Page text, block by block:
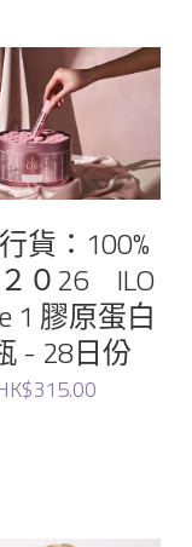
貨：100%
０26 ILO
1 膠原蛋白
- 28日份